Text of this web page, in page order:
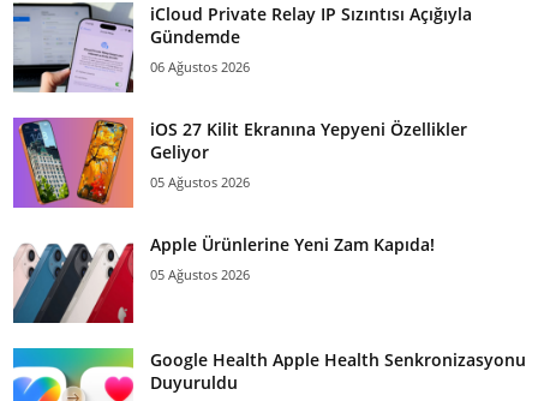
iCloud Private Relay IP Sızıntısı Açığıyla
Gündemde
06 Ağustos 2026
iOS 27 Kilit Ekranına Yepyeni Özellikler
Geliyor
05 Ağustos 2026
Apple Ürünlerine Yeni Zam Kapıda!
05 Ağustos 2026
Google Health Apple Health Senkronizasyonu
Duyuruldu